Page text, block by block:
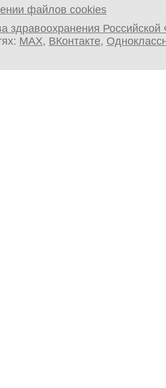
файлов cookies
здравоохранения
MAX, ВКонтакте,